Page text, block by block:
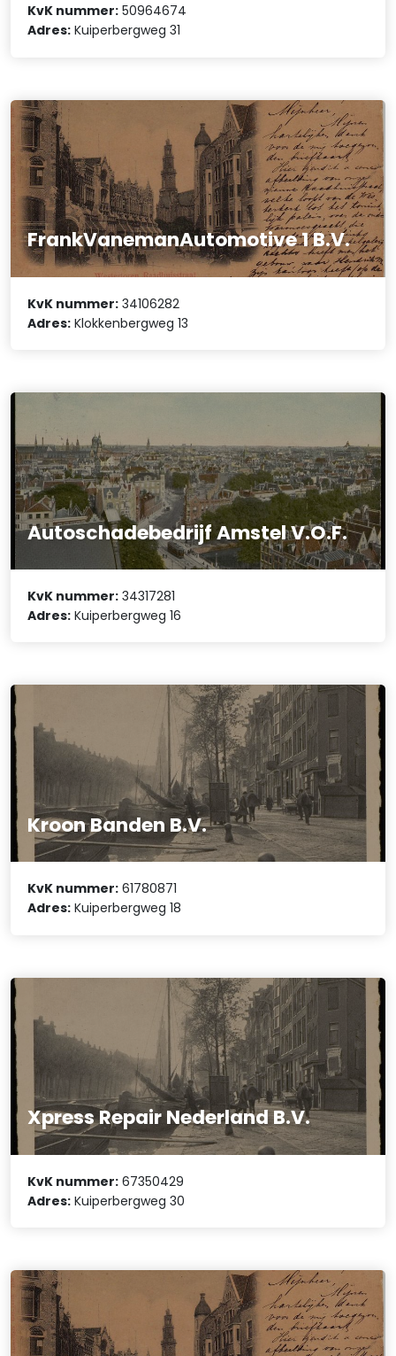
KvK nummer: 50964674
Adres: Kuiperbergweg 31
FrankVanemanAutomotive 1 B.V.
KvK nummer: 34106282
Adres: Klokkenbergweg 13
Autoschadebedrijf Amstel V.O.F.
KvK nummer: 34317281
Adres: Kuiperbergweg 16
Kroon Banden B.V.
KvK nummer: 61780871
Adres: Kuiperbergweg 18
Xpress Repair Nederland B.V.
KvK nummer: 67350429
Adres: Kuiperbergweg 30